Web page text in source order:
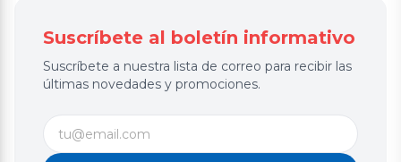
Suscríbete al boletín informativo
Suscríbete a nuestra lista de correo para recibir las
últimas novedades y promociones.